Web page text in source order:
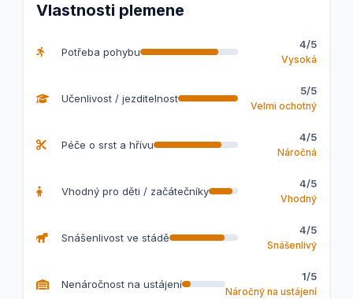
Vlastnosti plemene
Potřeba pohybu
4/5
Vysoká
Učenlivost / jezditelnost
5/5
Velmi ochotný
Péče o srst a hřívu
4/5
Náročná
Vhodný pro děti / začátečníky
4/5
Vhodný
Snášenlivost ve stádě
4/5
Snášenlivý
Nenáročnost na ustájení
1/5
Náročný na ustájení